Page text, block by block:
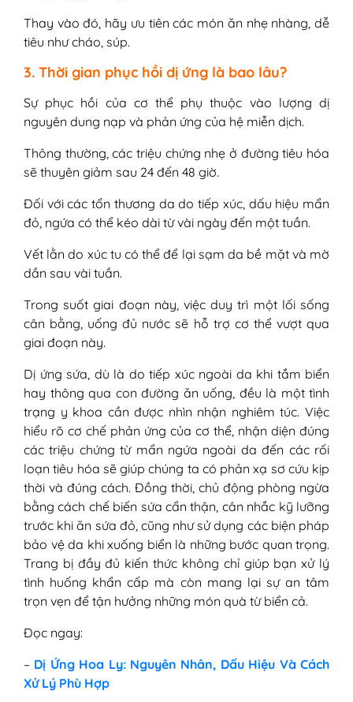
Thay vào đó, hãy ưu tiên các món ăn nhẹ nhàng, dễ
tiêu như cháo, súp.
3. Thời gian phục hồi dị ứng là bao lâu?
Sự phục hồi của cơ thể phụ thuộc vào lượng dị
nguyên dung nạp và phản ứng của hệ miễn dịch.
Thông thường, các triệu chứng nhẹ ở đường tiêu hóa
sẽ thuyên giảm sau 24 đến 48 giờ.
Đối với các tổn thương da do tiếp xúc, dấu hiệu mẩn
đỏ, ngứa có thể kéo dài từ vài ngày đến một tuần.
Vết lằn do xúc tu có thể để lại sạm da bề mặt và mờ
dần sau vài tuần.
Trong suốt giai đoạn này, việc duy trì một lối sống
cân bằng, uống đủ nước sẽ hỗ trợ cơ thể vượt qua
giai đoạn này.
Dị ứng sứa, dù là do tiếp xúc ngoài da khi tắm biển
hay thông qua con đường ăn uống, đều là một tình
trạng y khoa cần được nhìn nhận nghiêm túc. Việc
hiểu rõ cơ chế phản ứng của cơ thể, nhận diện đúng
các triệu chứng từ mẩn ngứa ngoài da đến các rối
loạn tiêu hóa sẽ giúp chúng ta có phản xạ sơ cứu kịp
thời và đúng cách. Đồng thời, chủ động phòng ngừa
bằng cách chế biến sứa cẩn thận, cân nhắc kỹ lưỡng
trước khi ăn sứa đỏ, cũng như sử dụng các biện pháp
bảo vệ da khi xuống biển là những bước quan trọng.
Trang bị đầy đủ kiến thức không chỉ giúp bạn xử lý
tình huống khẩn cấp mà còn mang lại sự an tâm
trọn vẹn để tận hưởng những món quà từ biển cả.
Đọc ngay:
– Dị Ứng Hoa Ly: Nguyên Nhân, Dấu Hiệu Và Cách
Xử Lý Phù Hợp